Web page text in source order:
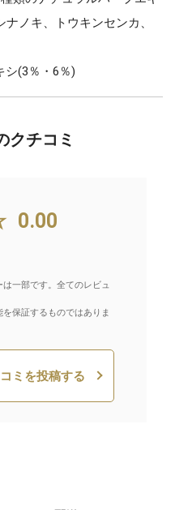
ノキ、トウキンセンカ、
シ(3％・6％)
クチコミ
0.00
一部です。全てのレビュ
保証するものではありま
ミを投稿する